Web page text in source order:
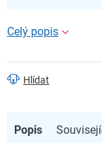
Hlídat
Popis